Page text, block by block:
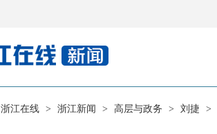
浙江在线 > 浙江新闻 > 高层与政务 > 刘捷 >